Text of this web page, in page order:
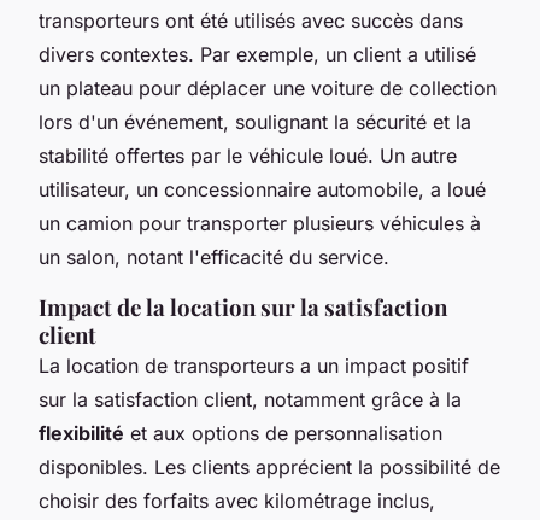
transporteurs ont été utilisés avec succès dans
divers contextes. Par exemple, un client a utilisé
un plateau pour déplacer une voiture de collection
lors d'un événement, soulignant la sécurité et la
stabilité offertes par le véhicule loué. Un autre
utilisateur, un concessionnaire automobile, a loué
un camion pour transporter plusieurs véhicules à
un salon, notant l'efficacité du service.
Impact de la location sur la satisfaction
client
La location de transporteurs a un impact positif
sur la satisfaction client, notamment grâce à la
flexibilité et aux options de personnalisation
disponibles. Les clients apprécient la possibilité de
choisir des forfaits avec kilométrage inclus,